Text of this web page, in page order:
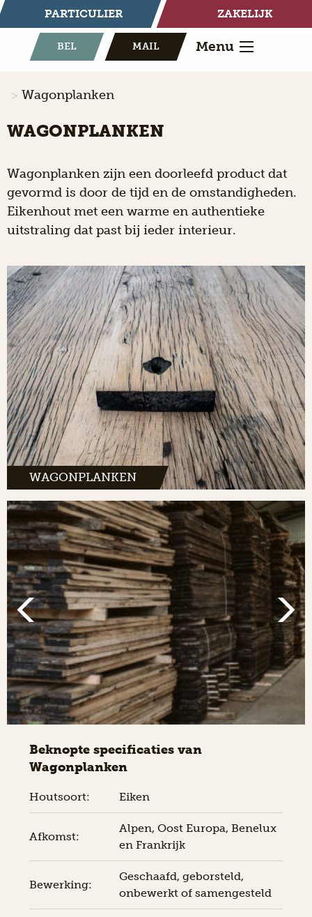
PARTICULIER ZAKELIJK
BEL MAIL Menu
Wagonplanken
WAGONPLANKEN
Wagonplanken zijn een doorleefd product dat
gevormd is door de tijd en de omstandigheden.
Eikenhout met een warme en authentieke
uitstraling dat past bij ieder interieur.
WAGONPLANKEN
Beknopte specificaties van
Wagonplanken
Houtsoort: Eiken
Afkomst:
Alpen, Oost Europa, Benelux
en Frankrijk
Bewerking:
Geschaafd, geborsteld,
onbewerkt of samengesteld